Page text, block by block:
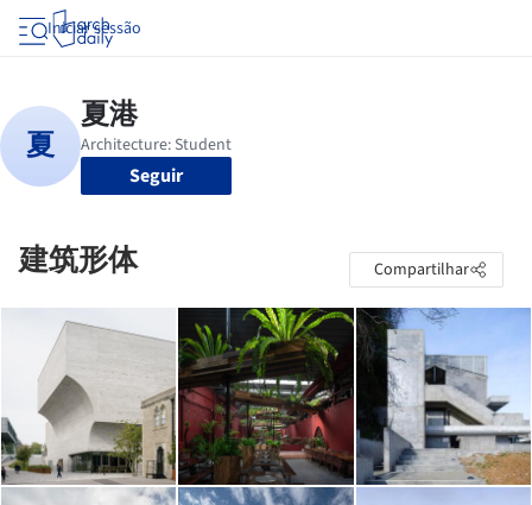
Iniciar sessão
Seguir
建筑形体 Compartilhar